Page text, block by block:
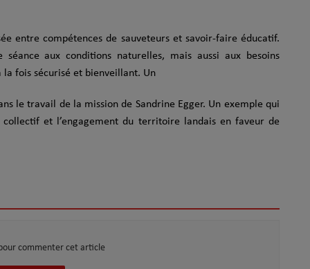
entre compétences de sauveteurs et savoir-faire éducatif.
aux conditions naturelles, mais aussi aux besoins
fois sécurisé et bienveillant. Un
le travail de la mission de Sandrine Egger. Un exemple qui
et l’engagement du territoire landais en faveur de
commenter cet article